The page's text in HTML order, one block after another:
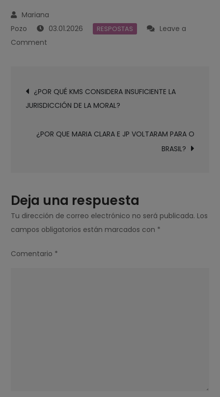
03.01.2026 RESPOSTAS
Leave a
Comment
PUEDO
INSTALAR
WHATSAPP
Navegación
de¿POR QUÉ KMS CONSIDERA INSUFICIENTE LA
JURISDICCIÓN DE LA MORAL?
¿POR QUE MARIA CLARA E JP VOLTARAM PARA O
BRASIL?
Deja una respuesta
Tu dirección de correo electrónico no será publicada. Los
campos obligatorios están marcados con *
Comentario *